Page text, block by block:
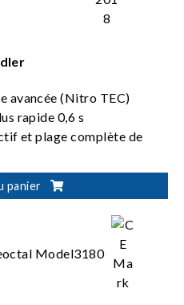
avancée (Nitro TEC)
rapide 0,6 s
et plage complète de
sites (site de test
panier